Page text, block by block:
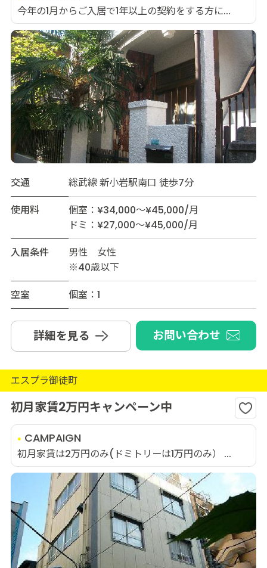
今年の1月からご入居で1年以上の契約をする方に...
交通
総武線 新小岩駅南口 徒歩7分
使用料
個室：¥34,000～¥45,000/月
ドミ：¥27,000～¥45,000/月
入居条件
男性 女性
※40歳以下
空室
個室：1
詳細を見る お問い合わせ
エスプラ御徒町
初月家賃2万円キャンペーン中
CAMPAIGN
初月家賃は2万円のみ(ドミトリーは1万円のみ） ...